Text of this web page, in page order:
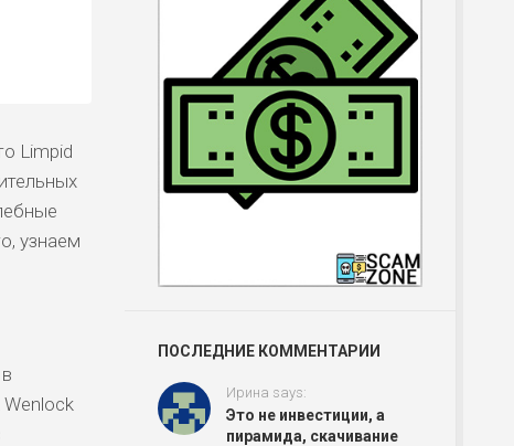
Limpid
узнаем
ПОСЛЕДНИЕ КОММЕНТАРИИ
Ирина says:
Это не инвестиции, а
пирамида, скачивание